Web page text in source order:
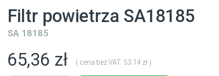
Filtr powietrza SA18185
SA 18185
65,36 zł ( cena bez VAT: 53.14 zł )